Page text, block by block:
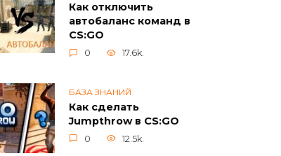
Как отключить
автобаланс команд в
CS:GO
0 17.6k.
БАЗА ЗНАНИЙ
Как сделать
Jumpthrow в CS:GO
0 12.5k.